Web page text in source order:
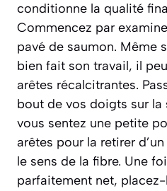
conditionne la qualité
Commencez par
pavé de saumon. Même
bien fait son travail, il
arêtes récalcitrantes.
bout de vos doigts sur la
vous sentez une petite
arêtes pour la retirer
le sens de la fibre. Une
parfaitement net,